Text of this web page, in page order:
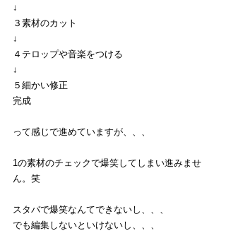
↓
３素材のカット
↓
４テロップや音楽をつける
↓
５細かい修正
完成
って感じで進めていますが、、、
1の素材のチェックで爆笑してしまい進みませ
ん。笑
スタバで爆笑なんてできないし、、、
でも編集しないといけないし、、、